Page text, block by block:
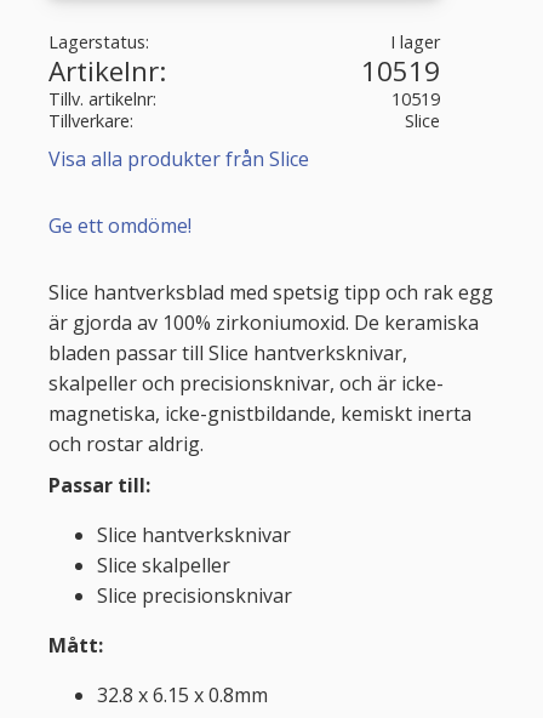
Lagerstatus I lager
Artikelnr 10519
Tillv. artikelnr
10519
Tillverkare
Slice
Visa alla produkter från Slice
Ge ett omdöme!
Slice hantverksblad med spetsig tipp och rak egg
är gjorda av 100% zirkoniumoxid. De keramiska
bladen passar till Slice hantverksknivar,
skalpeller och precisionsknivar, och är icke-
magnetiska, icke-gnistbildande, kemiskt inerta
och rostar aldrig.
Passar till:
Slice hantverksknivar
Slice skalpeller
Slice precisionsknivar
Mått:
32.8 x 6.15 x 0.8mm